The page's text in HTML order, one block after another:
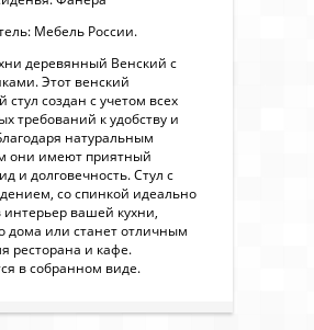
Мебель России.
деревянный Венский с
Этот венский
создан с учетом всех
требований к удобству и
натуральным
они имеют приятный
и долговечность. Стул с
со спинкой идеально
интерьер вашей кухни,
дома или станет отличным
ресторана и кафе.
в собранном виде.